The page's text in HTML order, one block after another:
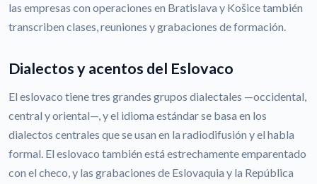
las empresas con operaciones en Bratislava y Košice también
transcriben clases, reuniones y grabaciones de formación.
Dialectos y acentos del Eslovaco
El eslovaco tiene tres grandes grupos dialectales —occidental,
central y oriental—, y el idioma estándar se basa en los
dialectos centrales que se usan en la radiodifusión y el habla
formal. El eslovaco también está estrechamente emparentado
con el checo, y las grabaciones de Eslovaquia y la República